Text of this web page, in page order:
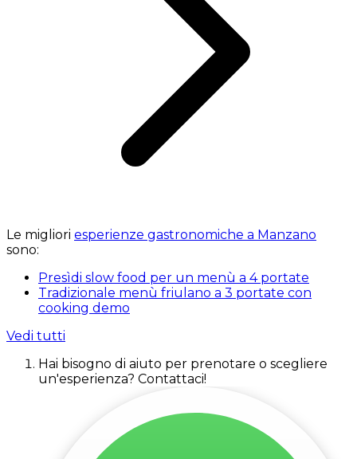
Le migliori esperienze gastronomiche a Manzano
sono:
Presìdi slow food per un menù a 4 portate
Tradizionale menù friulano a 3 portate con
cooking demo
Vedi tutti
Hai bisogno di aiuto per prenotare o scegliere
un'esperienza? Contattaci!